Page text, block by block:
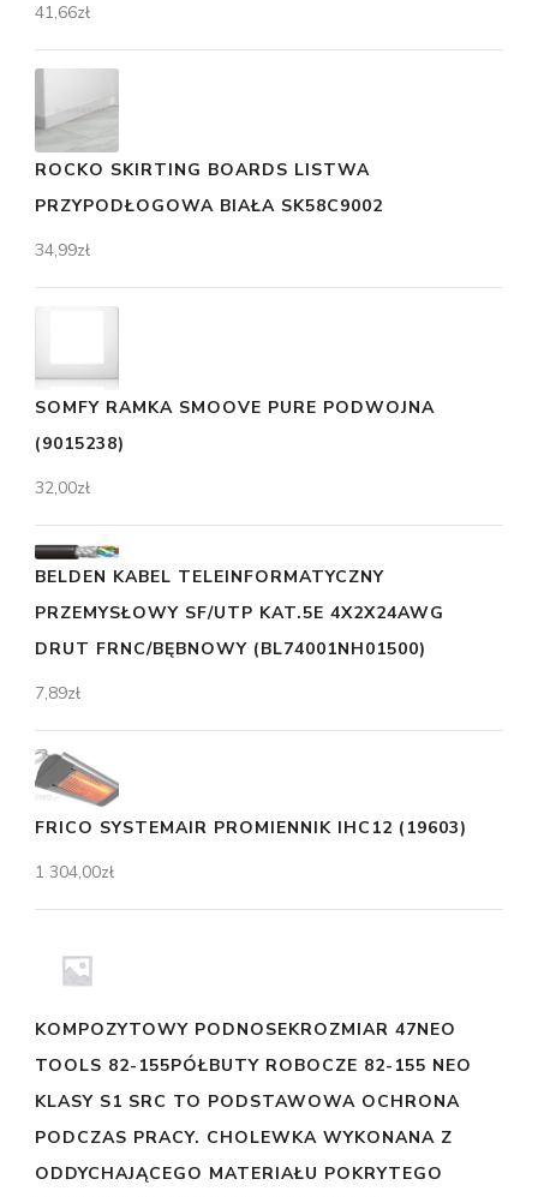
41,66zł
ROCKO SKIRTING BOARDS LISTWA
PRZYPODŁOGOWA BIAŁA SK58C9002
34,99zł
SOMFY RAMKA SMOOVE PURE PODWOJNA
(9015238)
32,00zł
BELDEN KABEL TELEINFORMATYCZNY
PRZEMYSŁOWY SF/UTP KAT.5E 4X2X24AWG
DRUT FRNC/BĘBNOWY (BL74001NH01500)
7,89zł
FRICO SYSTEMAIR PROMIENNIK IHC12 (19603)
1 304,00zł
KOMPOZYTOWY PODNOSEKROZMIAR 47NEO
TOOLS 82-155PÓŁBUTY ROBOCZE 82-155 NEO
KLASY S1 SRC TO PODSTAWOWA OCHRONA
PODCZAS PRACY. CHOLEWKA WYKONANA Z
ODDYCHAJĄCEGO MATERIAŁU POKRYTEGO